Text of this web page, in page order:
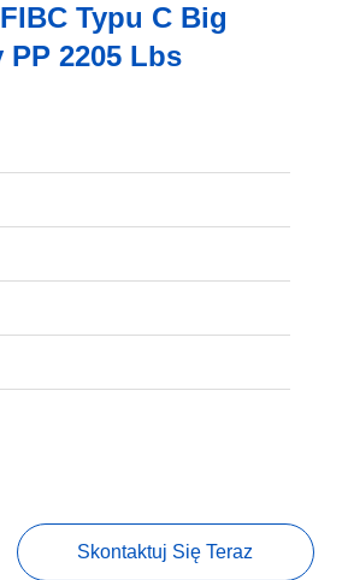
Typu C Big
2205 Lbs
Skontaktuj Się Teraz